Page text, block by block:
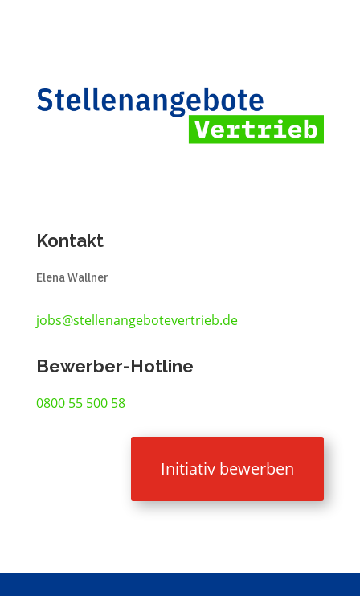
Kontakt
Elena Wallner
jobs@stellenangebotevertrieb.de
Bewerber-Hotline
0800 55 500 58
Initiativ bewerben